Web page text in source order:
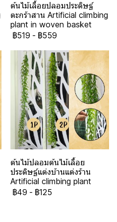
ต้นไม้เลื้อยปลอมประดิษฐ์
ตะกร้าสาน Artificial climbing
plant in woven basket
฿519 - ฿559
ต้นไม้ปลอมต้นไม้เลื้อย
ประดิษฐ์แต่งบ้านแต่งร้าน
Artificial climbing plant
฿49 - ฿125